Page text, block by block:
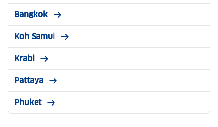
Bangkok
Koh Samui
Krabi
Pattaya
Phuket